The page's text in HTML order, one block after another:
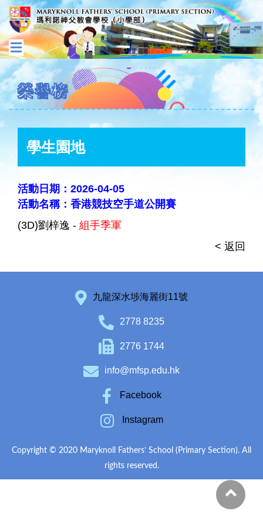
榮譽榜
學生園地
活動日期：2026-04-05
活動名稱：香港競技空手道公開賽
(3D)劉梓逸 - 組手季軍
< 返回
九龍深水埗海麗街11號
2778 8235
2776 1744
info@mfsp.edu.hk
Facebook
Instagram
Copyright © 2020 Maryknoll Fathers’ School (Primary Section). All
rights reserved.